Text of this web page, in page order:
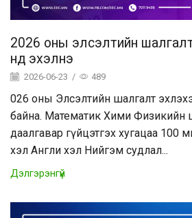
2026 оны элсэлтийн
нд эхэлнэ
2026-06-23 / 489
026 оны Элсэлтийн шалгалт
байна. Математик Хими Физикийн
даалгавар гүйцэтгэх хугацаа 100
хэл Англи хэл Нийгэм судлал...
Дэлгэрэнгүй